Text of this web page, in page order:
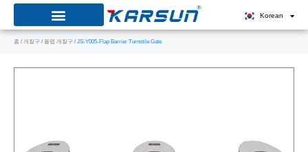
텐
Korean
홈 / 개찰구 / 플랩 개찰구 / JS-Y005-Flap Barrier Turnstile Gate